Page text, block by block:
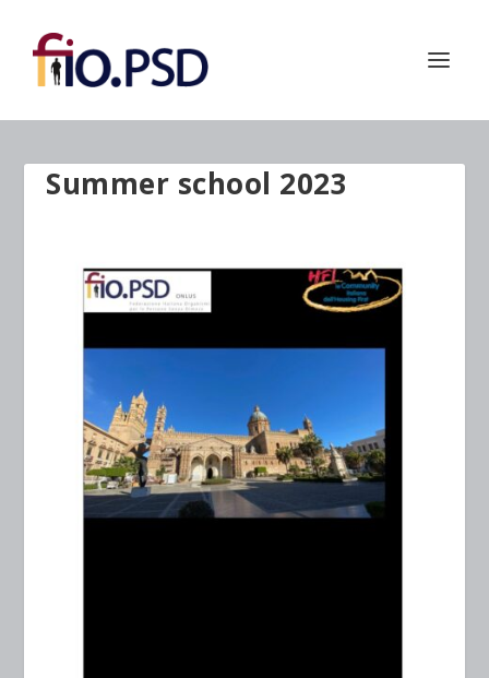
Summer school 2023